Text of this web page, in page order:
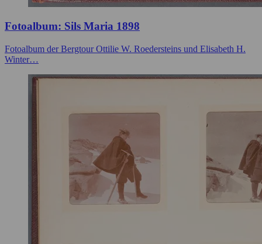
Fotoalbum: Sils Maria 1898
Fotoalbum der Bergtour Ottilie W. Roedersteins und Elisabeth H.
Winter…